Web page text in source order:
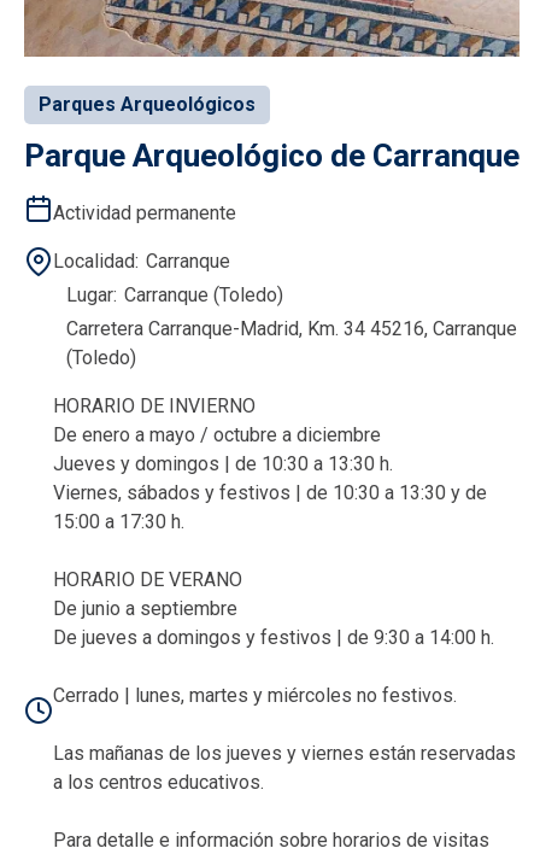
Parques Arqueológicos
Parque Arqueológico de Carranque
Actividad permanente
Localidad Carranque
Lugar Carranque (Toledo)
Carretera Carranque-Madrid, Km. 34 45216, Carranque
(Toledo)
HORARIO DE INVIERNO
De enero a mayo / octubre a diciembre
Jueves y domingos | de 10:30 a 13:30 h.
Viernes, sábados y festivos | de 10:30 a 13:30 y de
15:00 a 17:30 h.
HORARIO DE VERANO
De junio a septiembre
De jueves a domingos y festivos | de 9:30 a 14:00 h.
Cerrado | lunes, martes y miércoles no festivos.
Las mañanas de los jueves y viernes están reservadas
a los centros educativos.
Para detalle e información sobre horarios de visitas